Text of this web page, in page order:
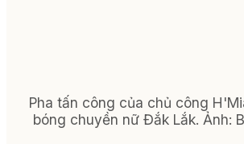
Pha tấn công của chủ công
bóng chuyền nữ Đắk Lắk. Ảnh: